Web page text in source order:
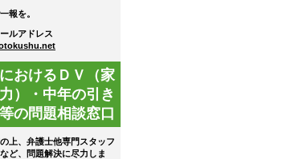
報を。
ルアドレス
おけるＤＶ（家
）・中年の引き
の問題相談窓口
上、弁護士他専門スタッフ
ど、問題解決に尽力しま